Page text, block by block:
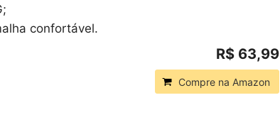
confortável.
R$ 63,99
Compre na Amazon